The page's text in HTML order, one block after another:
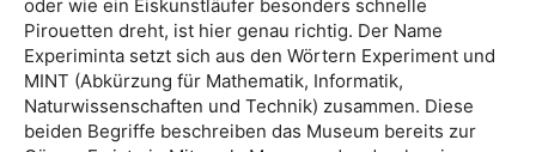
oder wie ein Eiskunstläufer besonders schnelle
Pirouetten dreht, ist hier genau richtig. Der Name
Experiminta setzt sich aus den Wörtern Experiment und
MINT (Abkürzung für Mathematik, Informatik,
Naturwissenschaften und Technik) zusammen. Diese
beiden Begriffe beschreiben das Museum bereits zur